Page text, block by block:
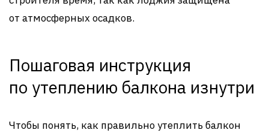
от атмосферных осадков.
Пошаговая инструкция
по утеплению балкона изнутри
Чтобы понять, как правильно утеплить балкон